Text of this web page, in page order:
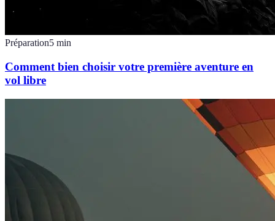
Préparation5 min
Comment bien choisir votre première aventure en
vol libre